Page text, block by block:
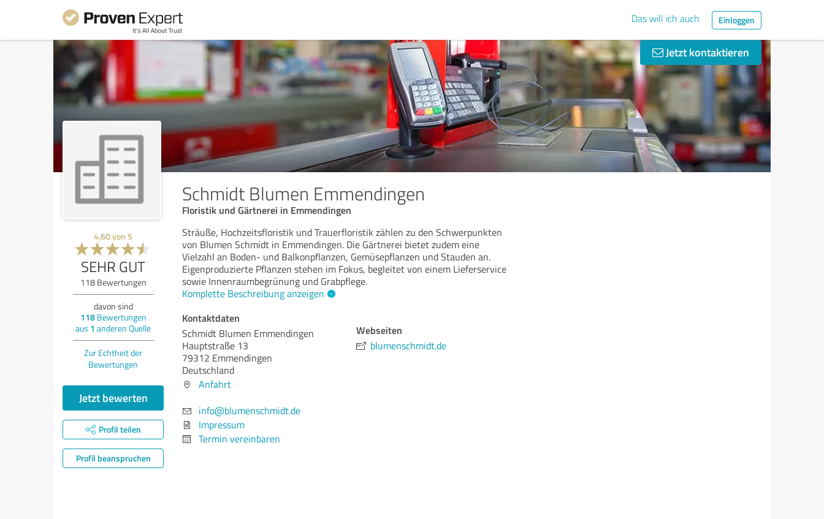
Das will ich auch Einloggen
Jetzt kontaktieren
Schmidt Blumen Emmendingen
Floristik und Gärtnerei in Emmendingen
4,60von 5
SEHR GUT
118Bewertungen
davon sind
118Bewertungen
aus 1 anderen Quelle
Zur Echtheit der
Bewertungen
Jetzt bewerten
Profil teilen
Profil beanspruchen
Sträuße, Hochzeitsfloristik und Trauerfloristik zählen zu den Schwerpunkten
von Blumen Schmidt in Emmendingen. Die Gärtnerei bietet zudem eine
Vielzahl an Boden- und Balkonpflanzen, Gemüsepflanzen und Stauden an.
Eigenproduzierte Pflanzen stehen im Fokus, begleitet von einem Lieferservice
sowie Innenraumbegrünung und Grabpflege.
Komplette Beschreibung anzeigen
Kontaktdaten
Schmidt Blumen Emmendingen
Hauptstraße 13
79312 Emmendingen
Deutschland
Anfahrt
info@blumenschmidt.de
Impressum
Termin vereinbaren
Webseiten
blumenschmidt.de